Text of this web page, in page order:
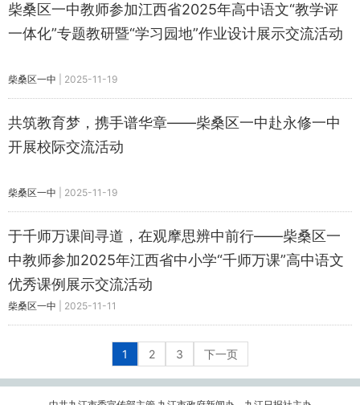
柴桑区一中教师参加江西省2025年高中语文“教学评
一体化”专题教研暨“学习园地”作业设计展示交流活动
柴桑区一中 2025-11-19
共筑教育梦，携手谱华章——柴桑区一中赴永修一中
开展校际交流活动
柴桑区一中 2025-11-19
于千师万课间寻道，在观摩思辨中前行——柴桑区一
中教师参加2025年江西省中小学“千师万课”高中语文
优秀课例展示交流活动
柴桑区一中 2025-11-11
1 2 3 下一页